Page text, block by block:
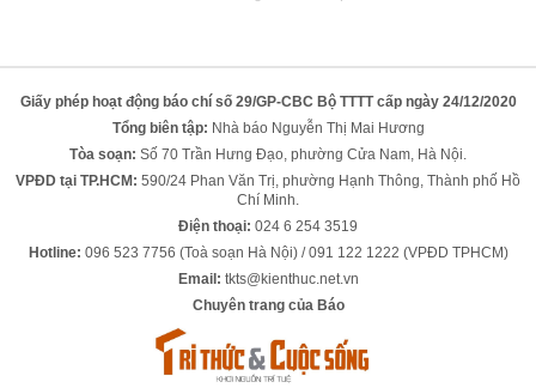
Giấy phép hoạt động báo chí số 29/GP-CBC Bộ TTTT cấp ngày 24/12/2020
Tổng biên tập: Nhà báo Nguyễn Thị Mai Hương
Tòa soạn: Số 70 Trần Hưng Đạo, phường Cửa Nam, Hà Nội.
VPĐD tại TP.HCM: 590/24 Phan Văn Trị, phường Hạnh Thông, Thành phố Hồ
Chí Minh.
Điện thoại: 024 6 254 3519
Hotline: 096 523 7756 (Toà soạn Hà Nội) / 091 122 1222 (VPĐD TPHCM)
Email: tkts@kienthuc.net.vn
Chuyên trang của Báo